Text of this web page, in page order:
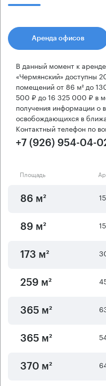
Аренда офисов
В данный момент к
«Чермянский» доступны
помещений от 86 м² до
500 ₽ до 16 325 000 ₽ в
получения информации о
освобождающихся в
Контактный телефон по
+7 (926) 954-04-
Площадь
86 м²
89 м²
173 м²
259 м²
365 м²
365 м²
370 м²